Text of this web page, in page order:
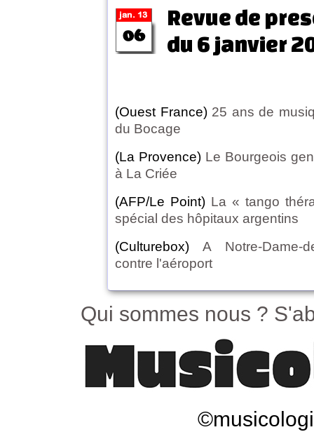
Revue de
du 6 janvier
(Ouest France)25 ans de
du Bocage
(La Provence) Le Bourgeois
à La Criée
(AFP/Le Point) La « tango
spécial des hôpitaux argentins
(Culturebox) A Notre-Dame-
contre l'aéroport
Qui sommes nous ?